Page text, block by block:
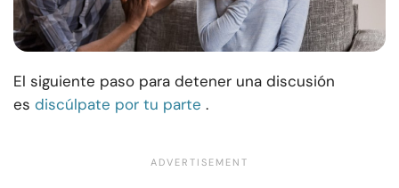
El siguiente paso para detener una discusión
es discúlpate por tu parte .